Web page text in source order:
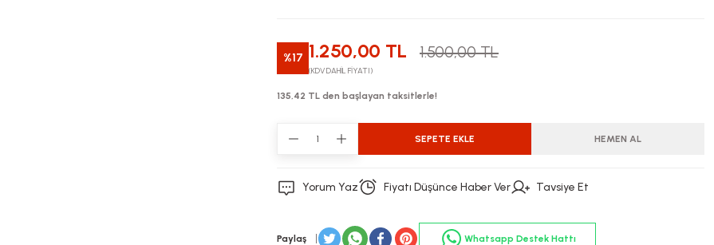
%17 1.250,00 TL 1.500,00 TL
(KDV DAHİL FİYATI)
135,42 TL den başlayan taksitlerle!
SEPETE EKLE HEMEN AL
Yorum Yaz Fiyatı Düşünce Haber Ver Tavsiye Et
Paylaş Whatsapp Destek Hattı